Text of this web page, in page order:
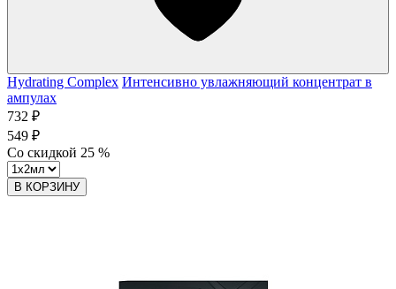
Hydrating Complex Интенсивно увлажняющий концентрат в
ампулах
732 ₽
549 ₽
Со скидкой 25 %
В КОРЗИНУ